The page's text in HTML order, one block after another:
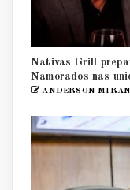
Nativas Grill
Namorados nas
ANDERSON